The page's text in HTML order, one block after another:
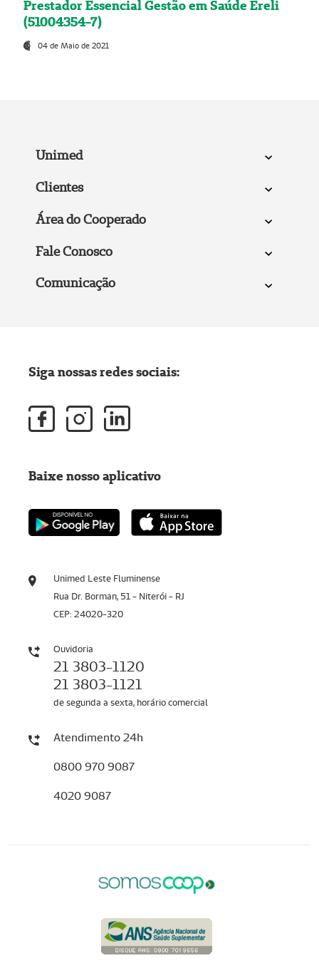
Prestador Essencial Gestão em Saúde Ereli
(51004354-7)
04 de Maio de 2021
Unimed
Clientes
Área do Cooperado
Fale Conosco
Comunicação
Unimed Leste Fluminense
Rua Dr. Borman, 51 - Niterói - RJ
CEP: 24020-320
Ouvidoria
21 3803-1120
21 3803-1121
de segunda a sexta, horário comercial
Atendimento 24h
0800 970 9087
4020 9087
Siga nossas redes sociais:
Baixe nosso aplicativo